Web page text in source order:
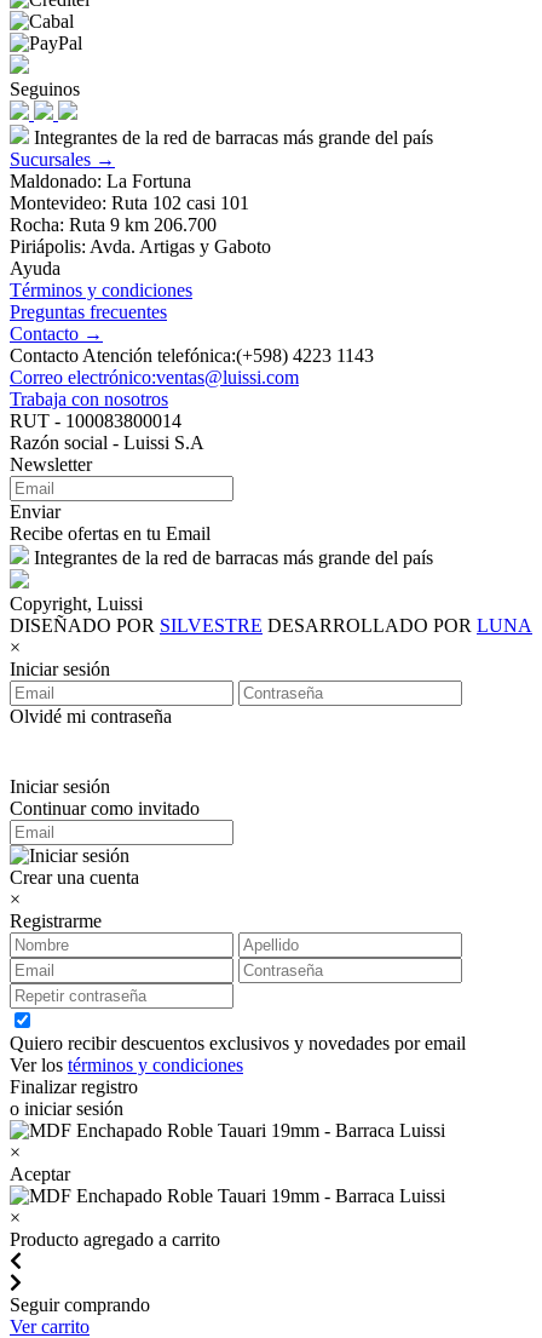
Seguinos
Integrantes de la red de barracas más grande del país
Sucursales →
Maldonado: La Fortuna
Montevideo: Ruta 102 casi 101
Rocha: Ruta 9 km 206.700
Piriápolis: Avda. Artigas y Gaboto
Ayuda
Términos y condiciones
Preguntas frecuentes
Contacto →
Contacto Atención telefónica:(+598) 4223 1143
Correo electrónico:ventas@luissi.com
Trabaja con nosotros
RUT - 100083800014
Razón social - Luissi S.A
Newsletter
Enviar
Recibe ofertas en tu Email
Integrantes de la red de barracas más grande del país
Copyright, Luissi
DISEÑADO POR SILVESTRE DESARROLLADO POR LUNA
×
Iniciar sesión
Olvidé mi contraseña
Iniciar sesión
Continuar como invitado
Crear una cuenta
×
Registrarme
Quiero recibir descuentos exclusivos y novedades por email
Ver los términos y condiciones
Finalizar registro
o iniciar sesión
×
Aceptar
×
Producto agregado a carrito
Seguir comprando
Ver carrito